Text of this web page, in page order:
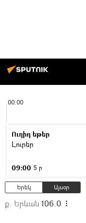
00:00
Ուղիղ եթեր
Լուրեր
09:00 5 ր
Երեկ Այսօր
ք. Երևան 106.0